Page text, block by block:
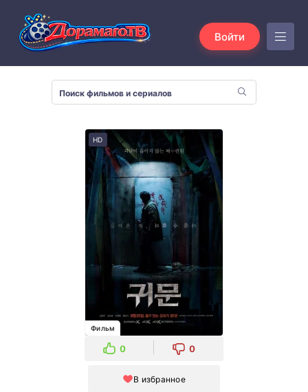
Войти
HD
Фильм
0 0
В избранное